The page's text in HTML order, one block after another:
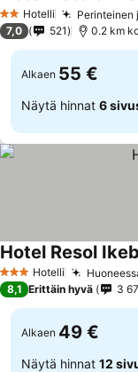
2 Tähtiluokitus
Hotelli Perinteinen
7,0 521 0.2 km
Alkaen 55 €
Näytä hinnat 6
3 Tähtiluokitus
Hotelli
Hotel Resol
8,1 Erittäin hyvä 3
Alkaen 49 €
Näytä hinnat 12